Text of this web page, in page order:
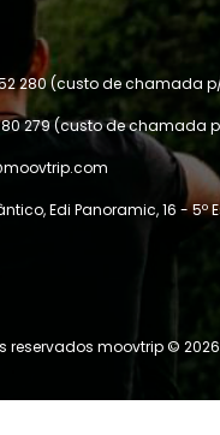
280 (custo de chamada
279 (custo de chamada
Edi Panoramic, 16 - 5º
reservados moovtrip © 2026